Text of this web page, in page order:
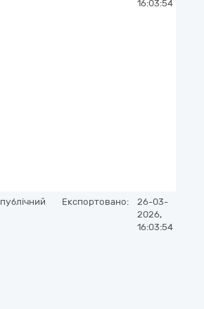
16:03:54
публічний Експортовано:
26-03-
2026,
16:03:54